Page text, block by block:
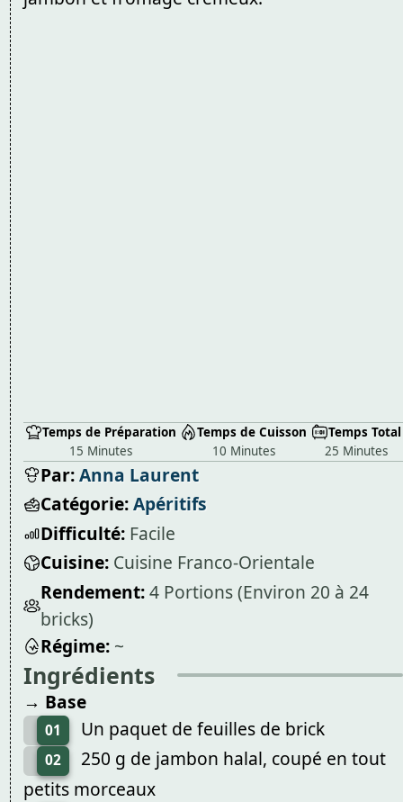
Temps de Préparation
15 Minutes
Temps de Cuisson
10 Minutes
Temps Total
25 Minutes
Par:Anna Laurent
Catégorie:Apéritifs
Difficulté: Facile
Cuisine: Cuisine Franco-Orientale
Rendement:4 Portions (Environ 20 à 24
bricks)
Régime: ~
Ingrédients
→ Base
01 Un paquet de feuilles de brick
02
250 g de jambon halal, coupé en tout
petits morceaux